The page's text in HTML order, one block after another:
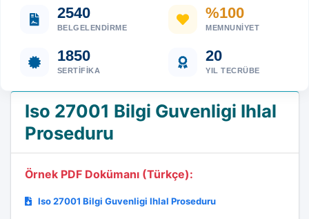
2540
BELGELENDIRME
%100
MEMNUNIYET
1850
SERTIFIKA
20
YIL TECRÜBE
Iso 27001 Bilgi Guvenligi Ihlal
Proseduru
Örnek PDF Dokümanı (Türkçe):
Iso 27001 Bilgi Guvenligi Ihlal Proseduru